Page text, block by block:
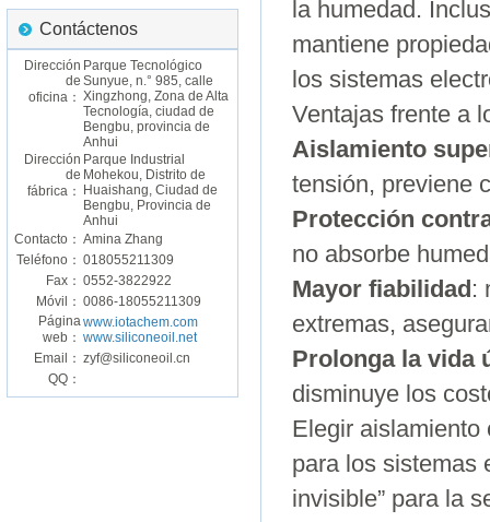
Contáctenos
Dirección
de
oficina：
Parque Tecnológico
Sunyue, n.° 985, calle
Xingzhong, Zona de Alta
Tecnología, ciudad de
Bengbu, provincia de
Anhui
Dirección
de
fábrica：
Parque Industrial
Mohekou, Distrito de
Huaishang, Ciudad de
Bengbu, Provincia de
Anhui
Contacto： Amina Zhang
Teléfono： 018055211309
Fax： 0552-3822922
Móvil： 0086-18055211309
Página
web：
www.iotachem.com
www.siliconeoil.net
Email： zyf@siliconeoil.cn
QQ：
la humedad.
mantiene
los sistemas
Ventajas frente a
Aislamiento
tensión, previene
Protección
no absorbe
Mayor fiabilidad :
extremas,
Prolonga la vida
disminuye los
Elegir aislamiento
para los sistemas
invisible” para la